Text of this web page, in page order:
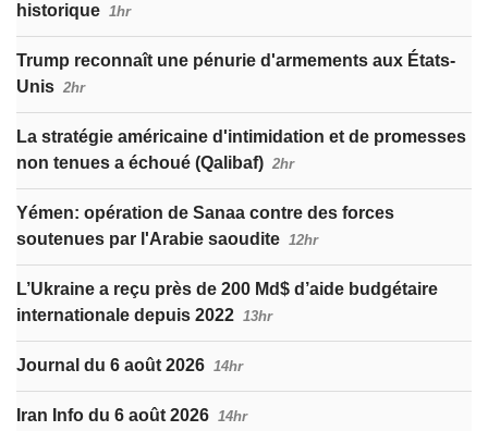
historique 1hr
Trump reconnaît une pénurie d'armements aux États-
Unis 2hr
La stratégie américaine d'intimidation et de promesses
non tenues a échoué (Qalibaf) 2hr
Yémen: opération de Sanaa contre des forces
soutenues par l'Arabie saoudite 12hr
L’Ukraine a reçu près de 200 Md$ d’aide budgétaire
internationale depuis 2022 13hr
Journal du 6 août 2026 14hr
Iran Info du 6 août 2026 14hr